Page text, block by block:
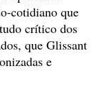
cotidiano que
crítico dos
que Glissant
e